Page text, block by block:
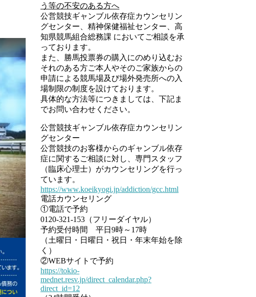
う等の不安のある方へ
公営競技ギャンブル依存症カウンセリン
グセンター、精神保健福祉センター、高
知県競馬組合総務課 においてご相談を承
っております。
また、勝馬投票券の購入にのめり込むお
それのある方ご本人やそのご家族からの
申請による競馬場及び場外発売所への入
場制限の制度を設けております。
具体的な方法等につきましては、下記ま
でお問い合わせください。
公営競技ギャンブル依存症カウンセリン
グセンター
公営競技のお客様からのギャンブル依存
症に関するご相談に対し、専門スタッフ
（臨床心理士）がカウンセリングを行っ
ています。
https://www.koeikyogi.jp/addiction/gcc.html
電話カウンセリング
①電話で予約
0120-321-153（フリーダイヤル）
予約受付時間 平日9時～17時
（土曜日・日曜日・祝日・年末年始を除
く）
②WEBサイトで予約
https://tokio-
mednet.resv.jp/direct_calendar.php?
direct_id=12